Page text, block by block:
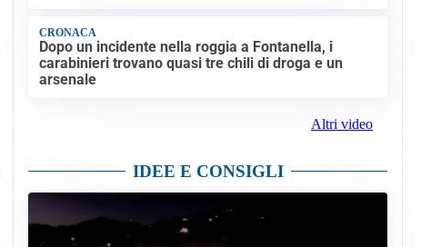
CRONACA
Dopo un incidente nella roggia a Fontanella, i
carabinieri trovano quasi tre chili di droga e un
arsenale
Altri video
IDEE E CONSIGLI